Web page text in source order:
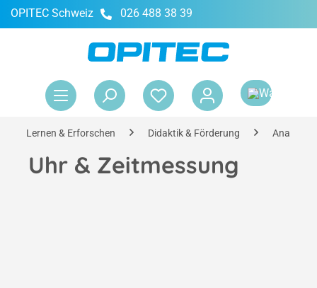
springen
OPITEC Schweiz 026 488 38 39
Lernen & Erforschen Didaktik & Förderung Analoge
Uhr & Zeitmessung